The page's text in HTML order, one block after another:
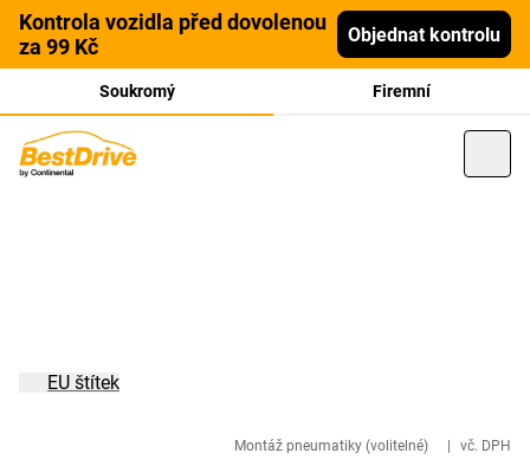
Kontrola vozidla před dovolenou
za 99 Kč
Objednat kontrolu
Soukromý Firemní
Montáž pneumatiky (volitelné) vč. DPH
EU štítek